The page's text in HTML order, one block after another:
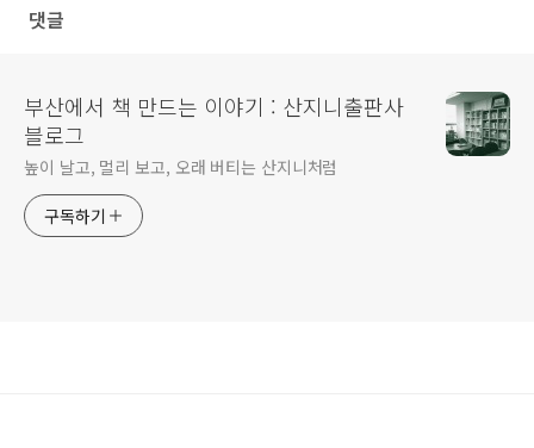
댓글
부산에서 책 만드는 이야기 : 산지니출판사
블로그
높이 날고, 멀리 보고, 오래 버티는 산지니처럼
구독하기